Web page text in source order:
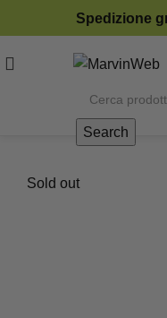
Spedizione
Search
Sold out